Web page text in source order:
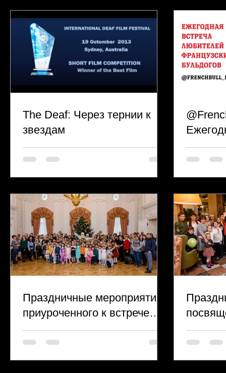
Алексея Склярука.
The Deaf: Через тернии к
звездам
Праздничные мероприятия,
приуроченного к встрече
Нового 2020 года для
житлей МО Аэропорт